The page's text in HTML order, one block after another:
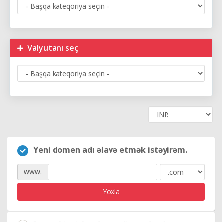
Valyutanı seç
Yeni domen adı əlavə etmək istəyirəm.
www.
Yoxla